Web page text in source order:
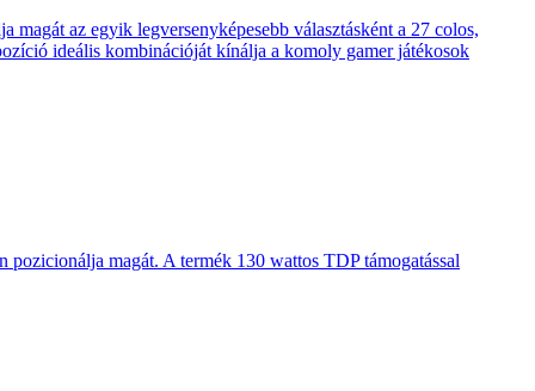
az egyik legversenyképesebb választásként a 27 colos,
ideális kombinációját kínálja a komoly gamer játékosok
magát. A termék 130 wattos TDP támogatással